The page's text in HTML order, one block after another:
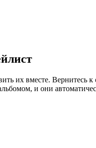
их вместе. Вернитесь
и они